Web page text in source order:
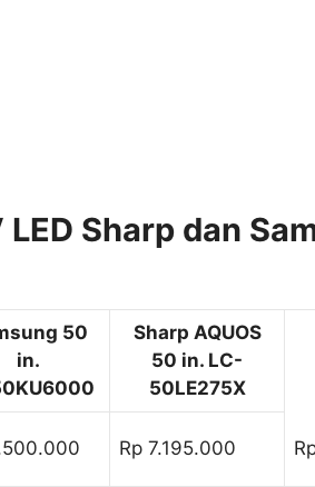
Sharp dan
50
in.
Sharp AQUOS
50 in. LC-
50LE275X
Rp 7.195.000